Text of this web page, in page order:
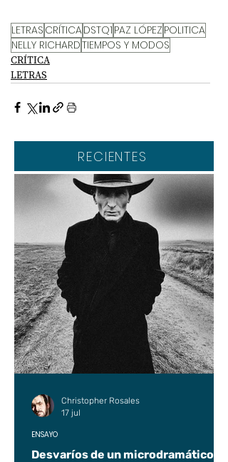
LETRAS CRÍTICADSTQ1 PAZ LÓPEZ POLITICA
NELLY RICHARDTIEMPOS Y MODOS
CRÍTICA
LETRAS
RECIENTES
Desvaríos de un microdramático
ENSAYO
Christopher Rosales
17 jul